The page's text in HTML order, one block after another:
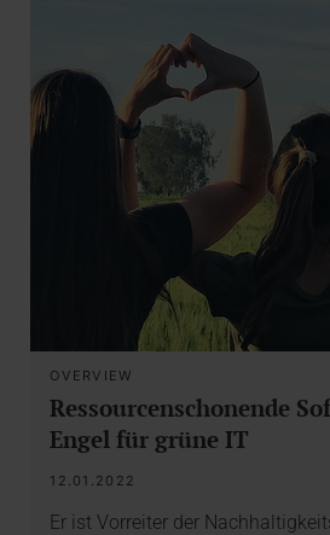
OVERVIEW
Ressourcenschonende
Engel für grüne IT
12.01.2022
Er ist Vorreiter der